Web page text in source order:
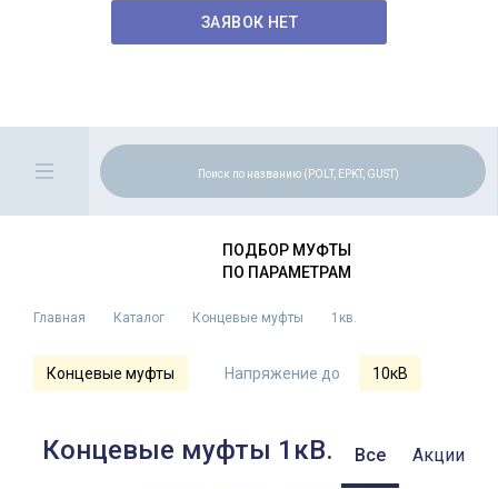
ЗАЯВОК НЕТ
ПОДБОР МУФТЫ
ПО ПАРАМЕТРАМ
Главная Каталог Концевые муфты 1кв.
Концевые муфты Напряжение до 10кВ
Все Акции
Концевые муфты 1кВ.